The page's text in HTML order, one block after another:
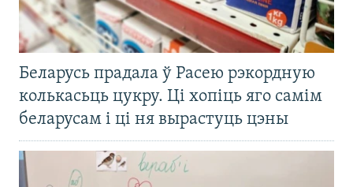
Беларусь прадала ў Расею рэкордную
колькасьць цукру. Ці хопіць яго самім
беларусам і ці ня вырастуць цэны